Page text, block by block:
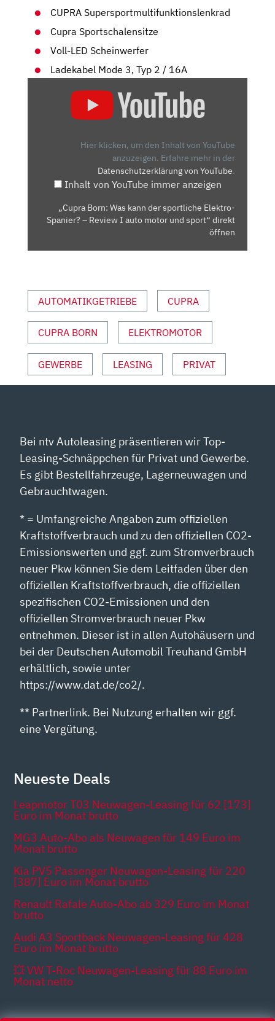
CUPRA Supersportmultifunktionslenkrad
Cupra Sportschalensitze
Voll-LED Scheinwerfer
Ladekabel Mode 3, Typ 2 / 16A
SPANIER?
REVIEW
SPORT“
VON
YOUTUBE
ANZEIGEN
Hier klicken, um den Inhalt von YouTube
anzuzeigen. Erfahre mehr in der
Datenschutzerklärung von YouTube.
Inhalt von YouTube immer anzeigen
„Cupra Born: Was kann der sportliche Elektro-
Spanier? – Review I auto motor und sport“ direkt
öffnen
AUTOMATIKGETRIEBE CUPRA
CUPRA BORN ELEKTROMOTOR
GEWERBE LEASING PRIVAT
Bei ntv Autoleasing präsentieren wir Top-
Leasing-Schnäppchen für Privat und Gewerbe.
Es gibt Bestellfahrzeuge, Lagerneuwagen und
Gebrauchtwagen.
* = Umfangreiche Angaben zum offiziellen
Kraftstoffverbrauch und zu den offiziellen CO2-
Emissionswerten und ggf. zum Stromverbrauch
neuer Pkw können Sie dem Leitfaden über den
offiziellen Kraftstoffverbrauch, die offiziellen
spezifischen CO2-Emissionen und den
offiziellen Stromverbrauch neuer Pkw
entnehmen. Dieser ist in allen Autohäusern und
bei der Deutschen Automobil Treuhand GmbH
erhältlich, sowie unter
https://www.dat.de/co2/.
** Partnerlink. Bei Nutzung erhalten wir ggf.
eine Vergütung.
Neueste Deals
Leapmotor T03 Neuwagen-Leasing für 62 [173]
Euro im Monat brutto
MG3 Auto-Abo als Neuwagen für 149 Euro im
Monat brutto
Kia PV5 Passenger Neuwagen-Leasing für 220
[387] Euro im Monat brutto
Renault Rafale Auto-Abo ab 329 Euro im Monat
brutto
Audi A3 Sportback Neuwagen-Leasing für 428
Euro im Monat brutto
💥 VW T-Roc Neuwagen-Leasing für 88 Euro im
Monat netto